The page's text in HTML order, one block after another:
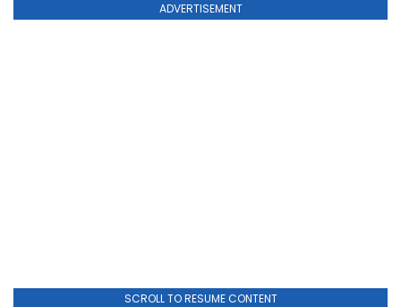
ADVERTISEMENT
SCROLL TO RESUME CONTENT